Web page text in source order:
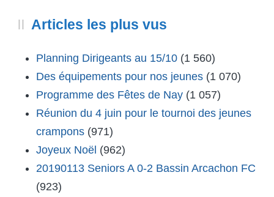
Articles les plus vus
Planning Dirigeants au 15/10 (1 560)
Des équipements pour nos jeunes (1 070)
Programme des Fêtes de Nay (1 057)
Réunion du 4 juin pour le tournoi des jeunes
crampons (971)
Joyeux Noël (962)
20190113 Seniors A 0-2 Bassin Arcachon FC
(923)